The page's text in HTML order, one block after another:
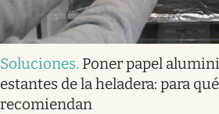
Soluciones. Poner papel
estantes de la heladera: para
recomiendan